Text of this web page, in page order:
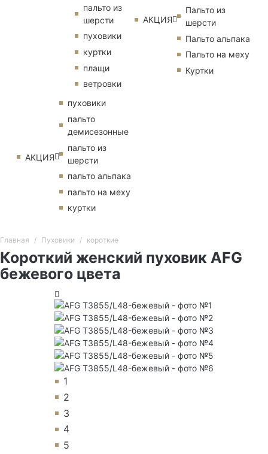
пальто из
шерсти
пуховики
куртки
плащи
ветровки
АКЦИЯ
пуховики
пальто
демисезонные
пальто из
шерсти
пальто альпака
пальто на меху
куртки
АКЦИЯ
Пальто из
шерсти
Пальто альпака
Пальто на меху
Куртки
Главная Пуховики короткие
Короткий женский пуховик AFG
бежевого цвета
1
2
3
4
5